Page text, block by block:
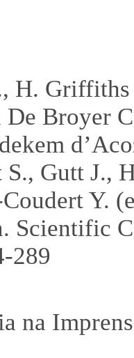
H.
De Broyer
Gutt J.,
Y.
Scientific
289
na